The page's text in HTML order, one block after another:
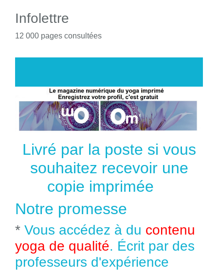
Infolettre
12 000 pages consultées
Livré par la poste si vous
souhaitez recevoir une
copie imprimée
Notre promesse
* Vous accédez à du contenu
yoga de qualité. Écrit par des
professeurs d'expérience